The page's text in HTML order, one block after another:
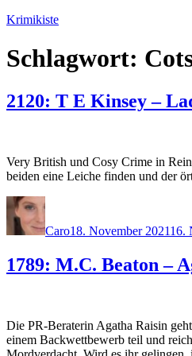
Zum
springen
Krimikiste
Schlagwort:
2120: T E Kinsey –
Very British und Cosy Crime in
beiden eine Leiche finden und der
Autor
Caro18. November 202116.
1789: M.C. Beaton –
Die PR-Beraterin Agatha Raisin
einem Backwettbewerb teil und